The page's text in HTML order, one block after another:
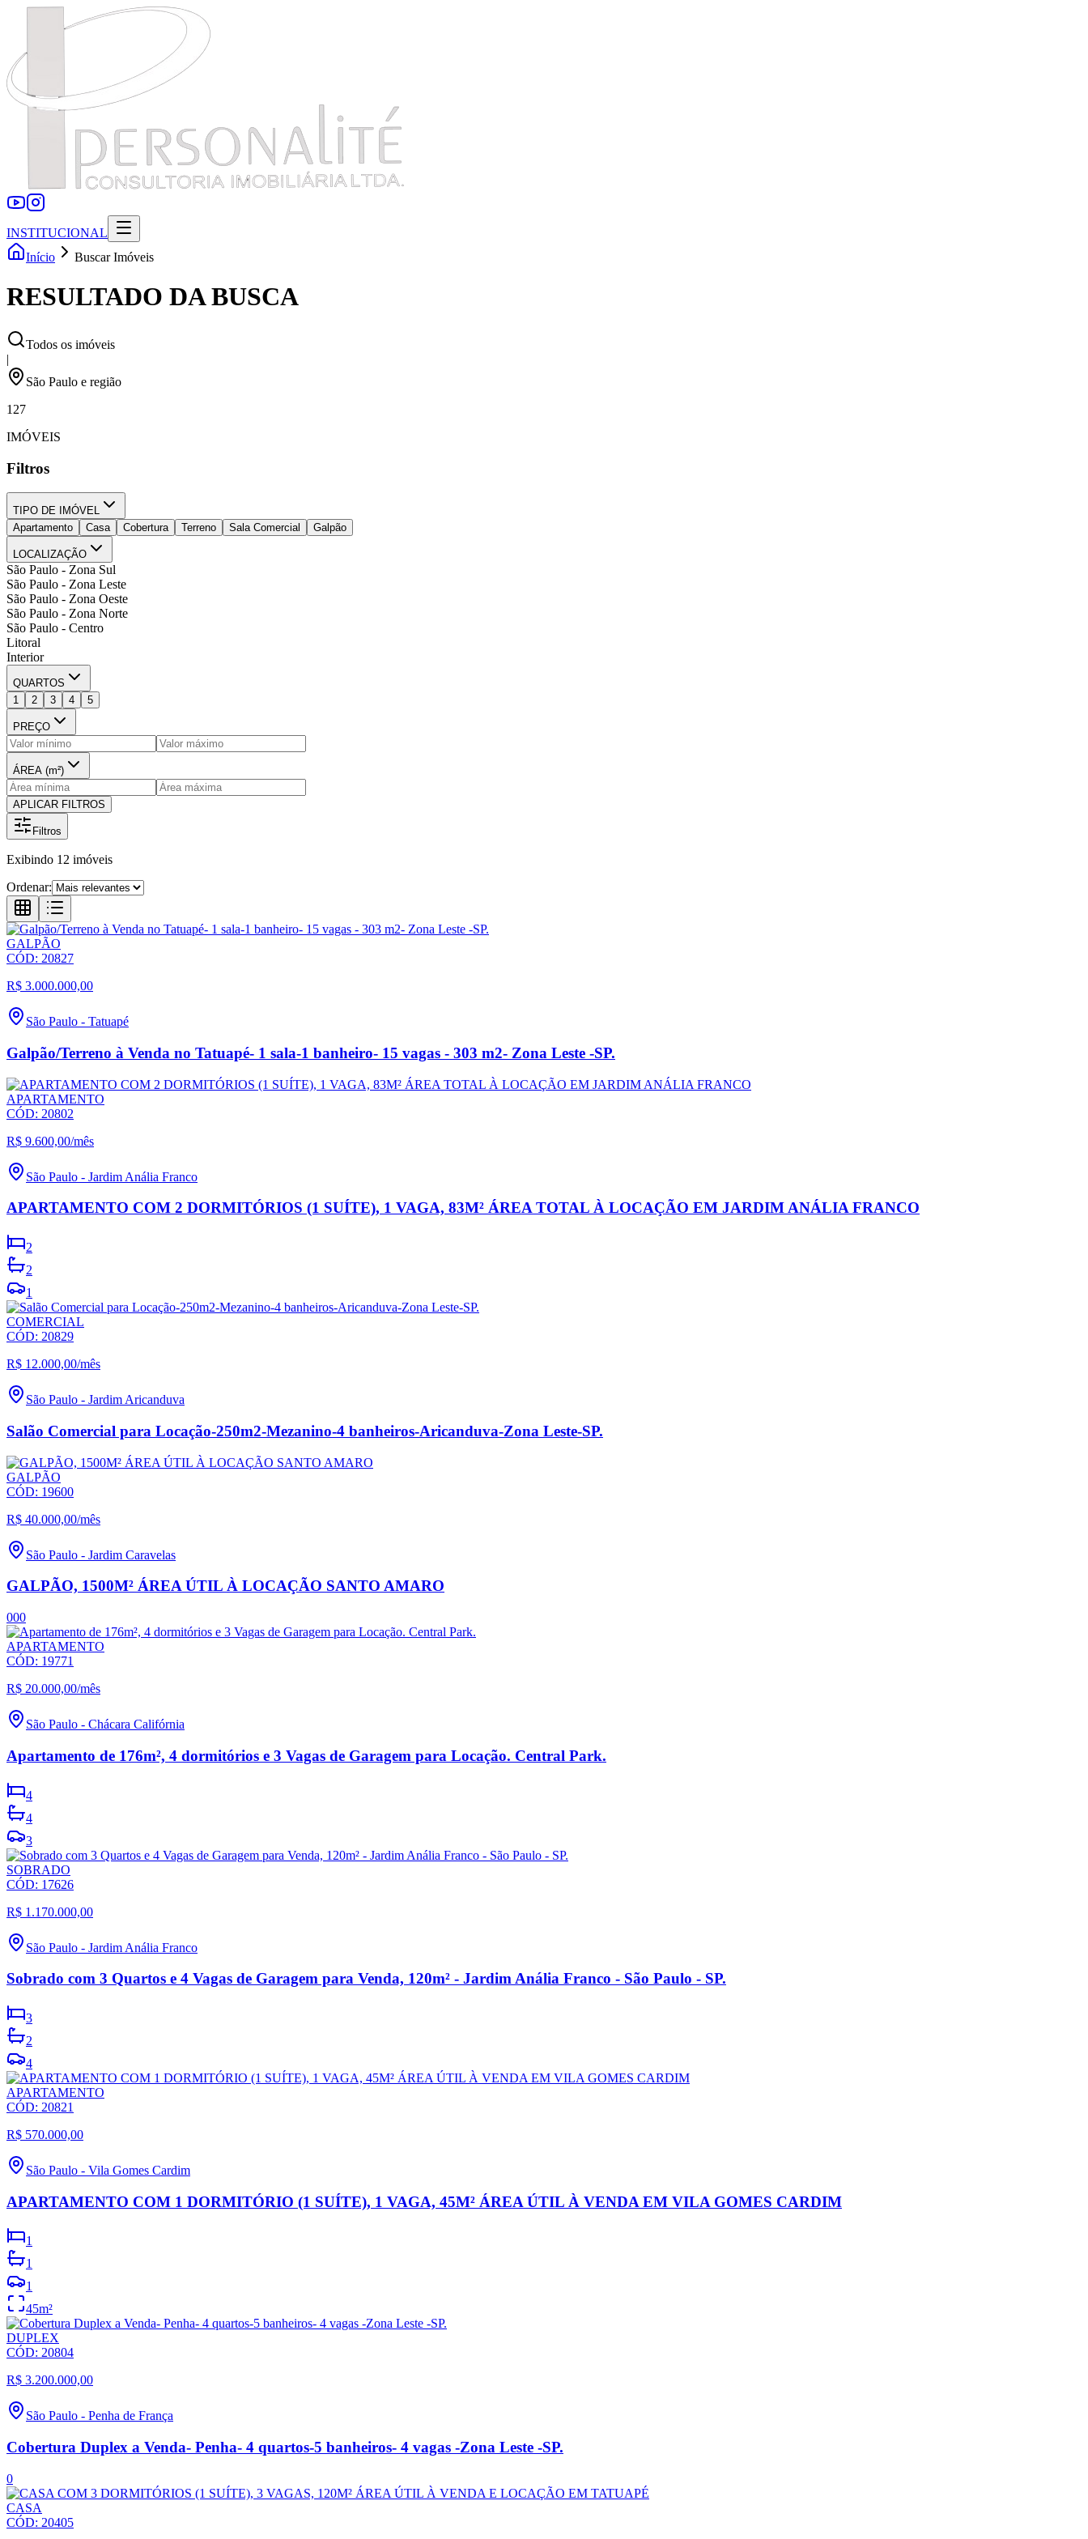
INSTITUCIONAL
Início
Buscar Imóveis
RESULTADO DA BUSCA
Todos os imóveis
|
São Paulo e região
127
IMÓVEIS
Filtros
TIPO DE IMÓVEL
Apartamento
Casa Cobertura Terreno Sala Comercial Galpão
LOCALIZAÇÃO
São Paulo - Zona Sul
São Paulo - Zona Leste
São Paulo - Zona Oeste
São Paulo - Zona Norte
São Paulo - Centro
Litoral
Interior
QUARTOS
1
2 3 4 5
PREÇO
ÁREA (m²)
APLICAR FILTROS
Filtros
Exibindo 12 imóveis
Ordenar:
GALPÃO
CÓD: 20827
R$ 3.000.000,00
São Paulo - Tatuapé
Galpão/Terreno à Venda no Tatuapé- 1 sala-1 banheiro- 15 vagas - 303 m2- Zona Leste -SP.
APARTAMENTO
CÓD: 20802
R$ 9.600,00/mês
São Paulo - Jardim Anália Franco
APARTAMENTO COM 2 DORMITÓRIOS (1 SUÍTE), 1 VAGA, 83M² ÁREA TOTAL À LOCAÇÃO EM JARDIM ANÁLIA FRANCO
2
2
1
COMERCIAL
CÓD: 20829
R$ 12.000,00/mês
São Paulo - Jardim Aricanduva
Salão Comercial para Locação-250m2-Mezanino-4 banheiros-Aricanduva-Zona Leste-SP.
GALPÃO
CÓD: 19600
R$ 40.000,00/mês
São Paulo - Jardim Caravelas
GALPÃO, 1500M² ÁREA ÚTIL À LOCAÇÃO SANTO AMARO
000
APARTAMENTO
CÓD: 19771
R$ 20.000,00/mês
São Paulo - Chácara Califórnia
Apartamento de 176m², 4 dormitórios e 3 Vagas de Garagem para Locação. Central Park.
4
4
3
SOBRADO
CÓD: 17626
R$ 1.170.000,00
São Paulo - Jardim Anália Franco
Sobrado com 3 Quartos e 4 Vagas de Garagem para Venda, 120m² - Jardim Anália Franco - São Paulo - SP.
3
2
4
APARTAMENTO
CÓD: 20821
R$ 570.000,00
São Paulo - Vila Gomes Cardim
APARTAMENTO COM 1 DORMITÓRIO (1 SUÍTE), 1 VAGA, 45M² ÁREA ÚTIL À VENDA EM VILA GOMES CARDIM
1
1
1
45m²
DUPLEX
CÓD: 20804
R$ 3.200.000,00
São Paulo - Penha de França
Cobertura Duplex a Venda- Penha- 4 quartos-5 banheiros- 4 vagas -Zona Leste -SP.
0
CASA
CÓD: 20405